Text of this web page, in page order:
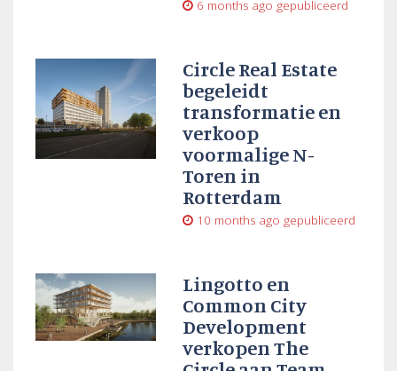
6 months ago gepubliceerd
Circle Real Estate
begeleidt
transformatie en
verkoop
voormalige N-
Toren in
Rotterdam
10 months ago gepubliceerd
Lingotto en
Common City
Development
verkopen The